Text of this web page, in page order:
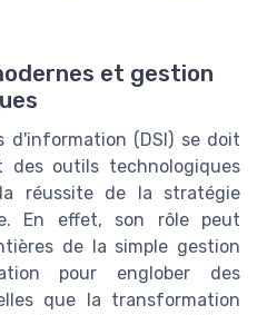
et gestion
d'information (DSI) se doit
outils technologiques
réussite de la stratégie
En effet, son rôle peut
de la simple gestion
pour englober des
que la transformation